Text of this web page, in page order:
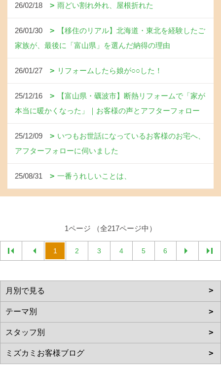
26/02/18 雨どい割れ外れ、屋根折れた
26/01/30
【移住のリアル】北海道・東北を経験したご
家族が、最後に「富山県」を選んだ納得の理由
26/01/27 リフォームしたら娘が○○した！
25/12/16
【富山県・礪波市】断熱リフォームで「家が
本当に暖かくなった」｜お客様の声とアフターフォロー
25/12/09
いつもお世話になっているお客様のお宅へ、
アフターフォローに伺いました
25/08/31 一番うれしいことは、
1ページ （全217ページ中）
1 2 3 4 5 6